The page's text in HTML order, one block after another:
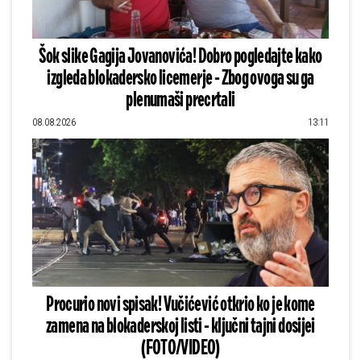
Šok slike Gagija Jovanovića! Dobro pogledajte kako
izgleda blokadersko licemerje - Zbog ovoga su ga
plenumaši precrtali
08.08.2026 13:11
Procurio novi spisak! Vučićević otkrio ko je kome
zamena na blokaderskoj listi - ključni tajni dosijei
(FOTO/VIDEO)